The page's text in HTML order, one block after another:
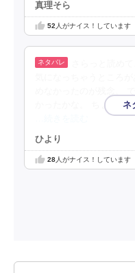
真理そら
52 人がナイス！しています
かったかな。 ちょっと
ひより
28人がナイス！しています